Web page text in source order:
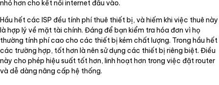
nhỏ hơn cho kết nối internet đầu vào.
Hầu hết các ISP đều tính phí thuê thiết bị, và hiếm khi việc thuê này
là hợp lý về mặt tài chính. Đáng để bạn kiểm tra hóa đơn vì họ
thường tính phí cao cho các thiết bị kém chất lượng. Trong hầu hết
các trường hợp, tốt hơn là nên sử dụng các thiết bị riêng biệt. Điều
này cho phép hiệu suất tốt hơn, linh hoạt hơn trong việc đặt router
và dễ dàng nâng cấp hệ thống.